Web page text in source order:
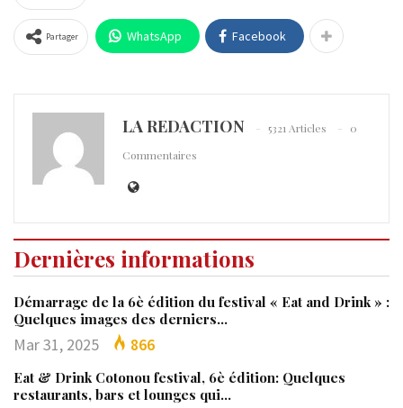
Partager WhatsApp Facebook
LA REDACTION 5321 Articles
0
Commentaires
Dernières informations
Démarrage de la 6è édition du festival « Eat and Drink » :
Quelques images des derniers…
Mar 31, 2025 866
Eat & Drink Cotonou festival, 6è édition: Quelques
restaurants, bars et lounges qui…